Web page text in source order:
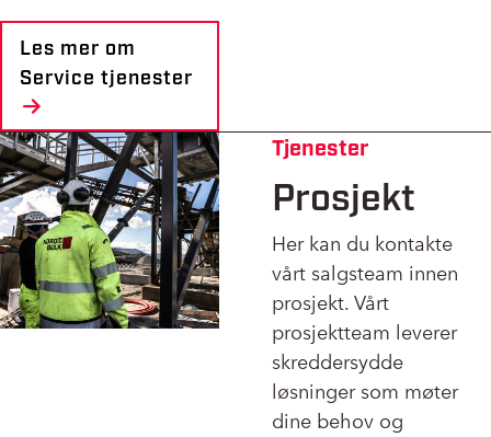
Les mer om
Service tjenester
Tjenester
Prosjekt
Her kan du kontakte
vårt salgsteam innen
prosjekt. Vårt
prosjektteam leverer
skreddersydde
løsninger som møter
dine behov og